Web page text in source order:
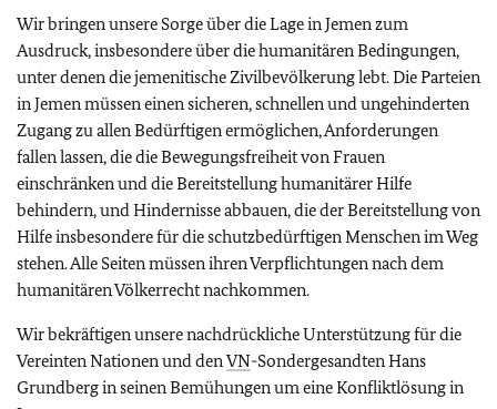
Wir bringen unsere Sorge über die Lage in Jemen zum
Ausdruck, insbesondere über die humanitären Bedingungen,
unter denen die jemenitische Zivilbevölkerung lebt. Die Parteien
in Jemen müssen einen sicheren, schnellen und ungehinderten
Zugang zu allen Bedürftigen ermöglichen, Anforderungen
fallen lassen, die die Bewegungsfreiheit von Frauen
einschränken und die Bereitstellung humanitärer Hilfe
behindern, und Hindernisse abbauen, die der Bereitstellung von
Hilfe insbesondere für die schutzbedürftigen Menschen im Weg
stehen. Alle Seiten müssen ihren Verpflichtungen nach dem
humanitären Völkerrecht nachkommen.
Wir bekräftigen unsere nachdrückliche Unterstützung für die
Vereinten Nationen und denVN-Sondergesandten Hans
Grundberg in seinen Bemühungen um eine Konfliktlösung in